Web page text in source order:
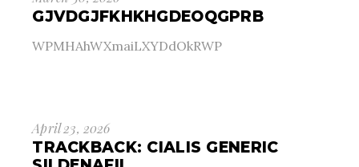
GJVDGJFKHKHGDEOQGPRB
WPMHAhWXmaiLXYDdOkRWP
April 23, 2026
TRACKBACK: CIALIS GENERIC